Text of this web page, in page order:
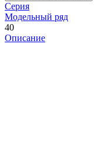
Серия
Модельный ряд
40
Описание